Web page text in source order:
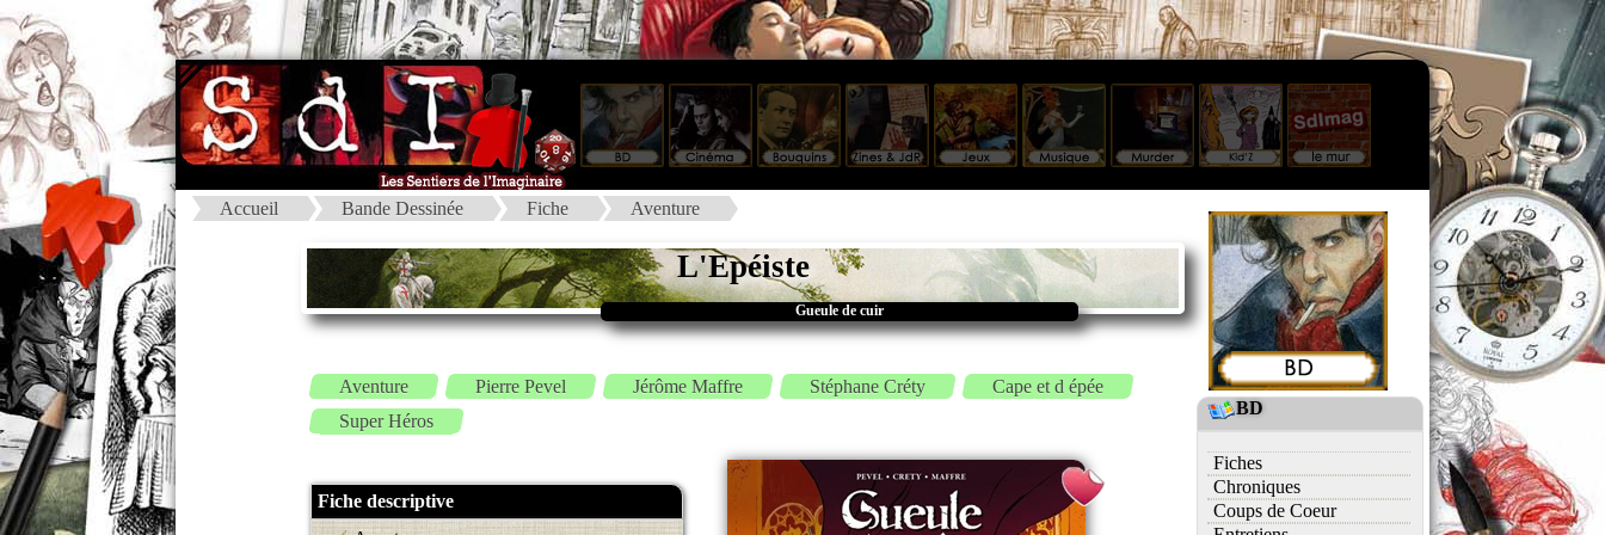
Accueil Bande Dessinée Fiche Aventure
L'Epéiste
Gueule de cuir
Aventure Pierre Pevel Jérôme Maffre Stéphane Créty
Cape et d épée
Super Héros
Fiche descriptive
BD
Fiches
Chroniques
Coups de Coeur